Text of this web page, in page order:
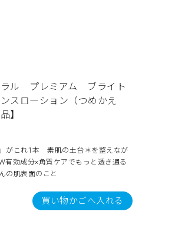
ル プレミアム ブライト
スローション（つめかえ
】
」がこれ1本 素肌の土台＊を整えなが
有効成分×角質ケアでもっと透き通る
の肌表面のこと
買い物かごへ入れる